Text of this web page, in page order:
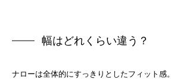
幅はどれくらい違う？
ナローは全体的にすっきりとしたフィット感。